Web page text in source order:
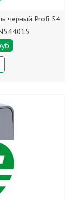
черный Profi 54